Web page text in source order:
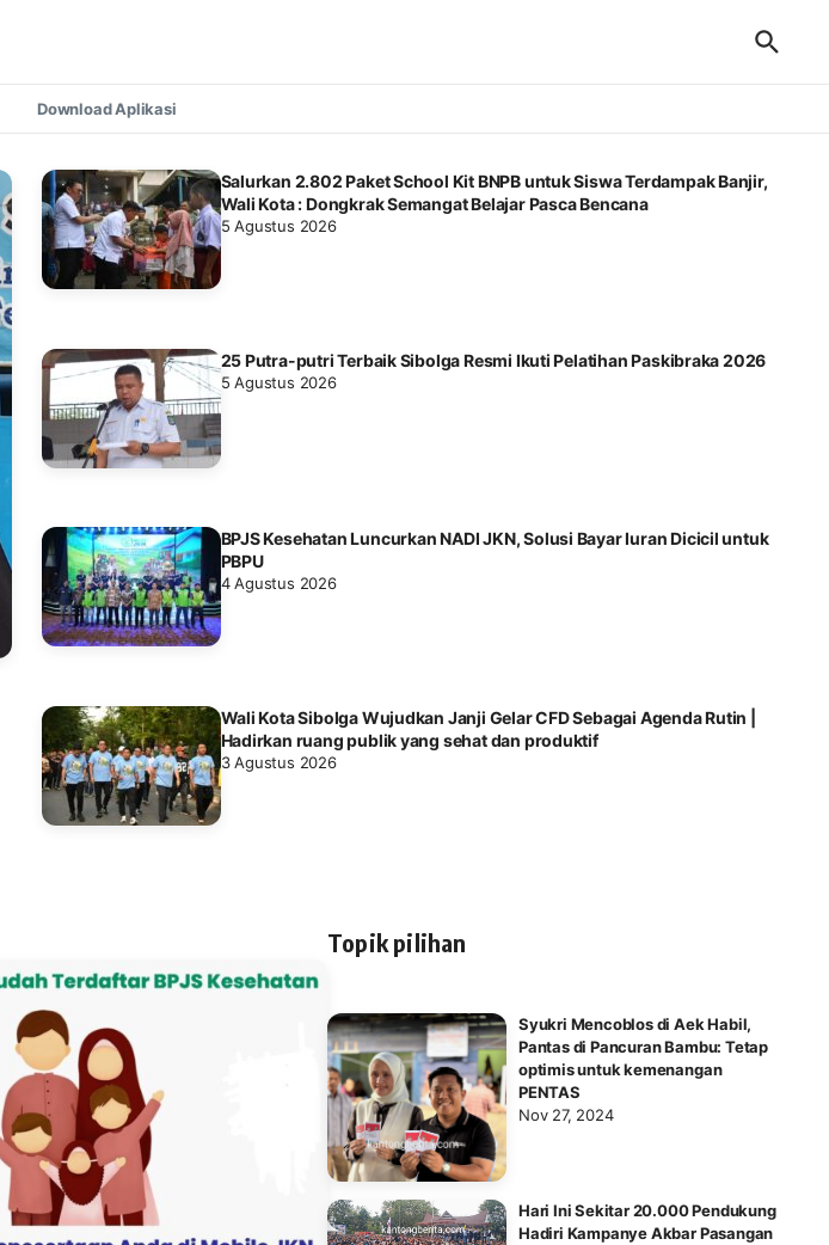
Download Aplikasi
Salurkan 2.802 Paket School Kit BNPB untuk Siswa Terdampak Banjir,
Wali Kota : Dongkrak Semangat Belajar Pasca Bencana
5 Agustus 2026
25 Putra-putri Terbaik Sibolga Resmi Ikuti Pelatihan Paskibraka 2026
5 Agustus 2026
BPJS Kesehatan Luncurkan NADI JKN, Solusi Bayar Iuran Dicicil untuk
PBPU
4 Agustus 2026
Wali Kota Sibolga Wujudkan Janji Gelar CFD Sebagai Agenda Rutin |
Hadirkan ruang publik yang sehat dan produktif
3 Agustus 2026
Topik pilihan
Syukri Mencoblos di Aek Habil,
Pantas di Pancuran Bambu: Tetap
optimis untuk kemenangan
PENTAS
Nov 27, 2024
Hari Ini Sekitar 20.000 Pendukung
Hadiri Kampanye Akbar Pasangan